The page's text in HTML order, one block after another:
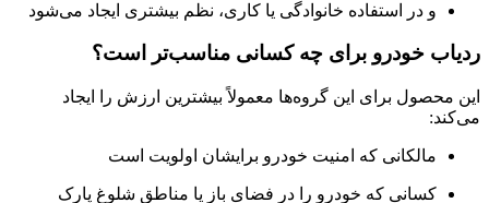
و در استفاده خانوادگی یا کاری، نظم بیشتری ایجاد می‌شود
ردیاب خودرو برای چه کسانی مناسب‌تر است؟
این محصول برای این گروه‌ها معمولاً بیشترین ارزش را ایجاد
می‌کند:
مالکانی که امنیت خودرو برایشان اولویت است
کسانی که خودرو را در فضای باز یا مناطق شلوغ پارک